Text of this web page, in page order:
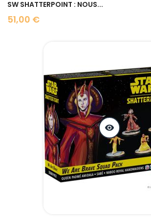
SW SHATTERPOINT : NOUS...
51,00 €
Prix
visibility